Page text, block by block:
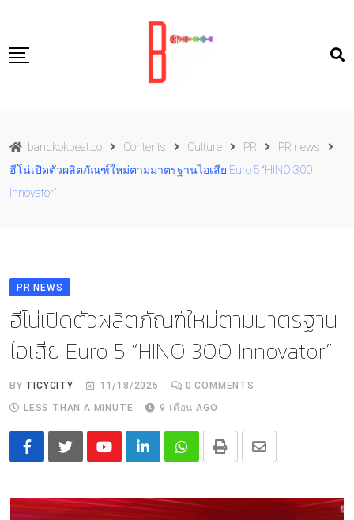
content
Food
Culture
bangkokbeat.co Contents Culture PR
PR news
ฮีโน่เปิดตัวผลิตภัณฑ์ใหม่ตามมาตรฐานไอเสีย Euro 5 “HINO 300
Innovator”
PR NEWS
ฮีโน่เปิดตัวผลิตภัณฑ์ใหม่ตามมาตรฐาน
ไอเสีย Euro 5 “HINO 300 Innovator”
BY TICYCITY 11/18/2025 0 COMMENTS
LESS THAN A MINUTE
9 เดือน AGO
YoutubeLinkedInWhatsapp
Print
Share
Email